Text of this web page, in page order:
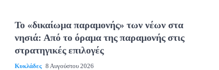
Το «δικαίωμα παραμονής» των νέων στα
νησιά: Από το όραμα της παραμονής στις
στρατηγικές επιλογές
Κυκλάδες 8 Αυγούστου 2026